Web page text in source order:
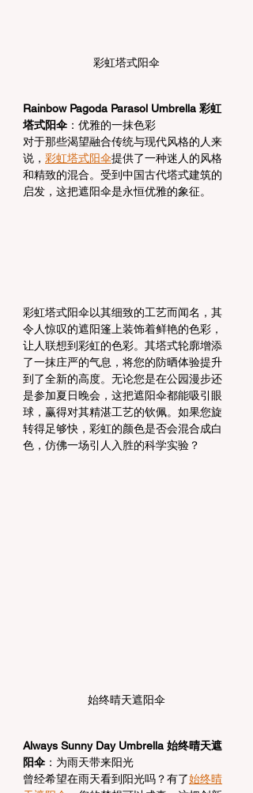
彩虹塔式阳伞
Rainbow Pagoda Parasol Umbrella 彩虹
塔式阳伞 ：优雅的一抹色彩
对于那些渴望融合传统与现代风格的人来
说， 彩虹塔式阳伞提供了一种迷人的风格
和精致的混合。受到中国古代塔式建筑的
启发，这把遮阳伞是永恒优雅的象征。
彩虹塔式阳伞以其细致的工艺而闻名，其
令人惊叹的遮阳篷上装饰着鲜艳的色彩，
让人联想到彩虹的色彩。其塔式轮廓增添
了一抹庄严的气息，将您的防晒体验提升
到了全新的高度。无论您是在公园漫步还
是参加夏日晚会，这把遮阳伞都能吸引眼
球，赢得对其精湛工艺的钦佩。如果您旋
转得足够快，彩虹的颜色是否会混合成白
色，仿佛一场引人入胜的科学实验？
始终晴天遮阳伞
Always Sunny Day Umbrella 始终晴天遮
阳伞 ：为雨天带来阳光
曾经希望在雨天看到阳光吗？有了始终晴